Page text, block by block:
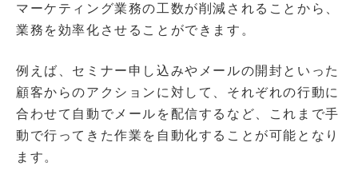
マーケティング業務の工数が削減されることから、
業務を効率化させることができます。
例えば、セミナー申し込みやメールの開封といった
顧客からのアクションに対して、それぞれの行動に
合わせて自動でメールを配信するなど、これまで手
動で行ってきた作業を自動化することが可能となり
ます。